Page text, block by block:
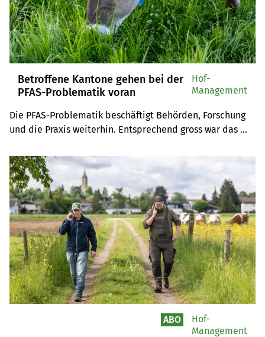
Betroffene Kantone gehen bei der
PFAS-Problematik voran
Die PFAS-Problematik beschäftigt Behörden, Forschung
und die Praxis weiterhin. Entsprechend gross war das
Agridea.
Hof-
Management
Hof-
Management
ABO